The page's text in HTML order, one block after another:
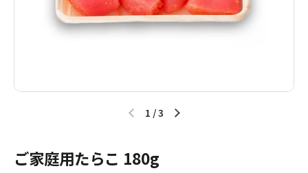
1 /3
ご家庭用たらこ 180g